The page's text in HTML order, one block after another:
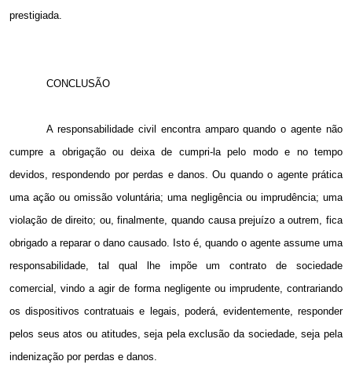
prestigiada.
CONCLUSÃO
A responsabilidade civil encontra amparo quando o agente não
cumpre a obrigação ou deixa de cumpri-la pelo modo e no tempo
devidos, respondendo por perdas e danos. Ou quando o agente prática
uma ação ou omissão voluntária; uma negligência ou imprudência; uma
violação de direito; ou, finalmente, quando causa prejuízo a outrem, fica
obrigado a reparar o dano causado. Isto é, quando o agente assume uma
responsabilidade, tal qual lhe impõe um contrato de sociedade
comercial, vindo a agir de forma negligente ou imprudente, contrariando
os dispositivos contratuais e legais, poderá, evidentemente, responder
pelos seus atos ou atitudes, seja pela exclusão da sociedade, seja pela
indenização por perdas e danos.